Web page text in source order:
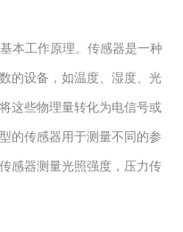
本工作原理。传感器是一种
的设备，如温度、湿度、光
这些物理量转化为电信号或
的传感器用于测量不同的参
感器测量光照强度，压力传